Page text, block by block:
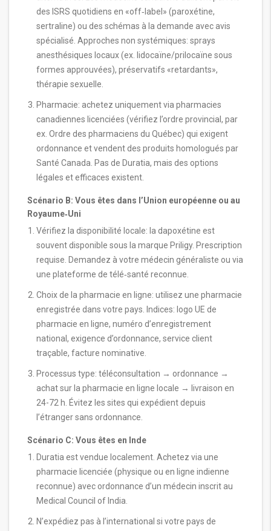
des ISRS quotidiens en «off‑label» (paroxétine,
sertraline) ou des schémas à la demande avec avis
spécialisé. Approches non systémiques: sprays
anesthésiques locaux (ex. lidocaïne/prilocaïne sous
formes approuvées), préservatifs «retardants»,
thérapie sexuelle.
Pharmacie: achetez uniquement via pharmacies
canadiennes licenciées (vérifiez l’ordre provincial, par
ex. Ordre des pharmaciens du Québec) qui exigent
ordonnance et vendent des produits homologués par
Santé Canada. Pas de Duratia, mais des options
légales et efficaces existent.
Scénario B: Vous êtes dans l’Union européenne ou au
Royaume‑Uni
Vérifiez la disponibilité locale: la dapoxétine est
souvent disponible sous la marque Priligy. Prescription
requise. Demandez à votre médecin généraliste ou via
une plateforme de télé‑santé reconnue.
Choix de la pharmacie en ligne: utilisez une pharmacie
enregistrée dans votre pays. Indices: logo UE de
pharmacie en ligne, numéro d’enregistrement
national, exigence d’ordonnance, service client
traçable, facture nominative.
Processus type: téléconsultation → ordonnance →
achat sur la pharmacie en ligne locale → livraison en
24-72 h. Évitez les sites qui expédient depuis
l’étranger sans ordonnance.
Scénario C: Vous êtes en Inde
Duratia est vendue localement. Achetez via une
pharmacie licenciée (physique ou en ligne indienne
reconnue) avec ordonnance d’un médecin inscrit au
Medical Council of India.
N’expédiez pas à l’international si votre pays de